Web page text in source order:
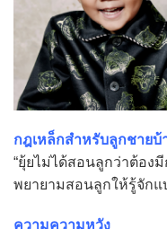
กฎเหล็กสำหรับลูกชายบ้
“ยุ้ยไม่ได้สอนลูกว่าต้อง
พยายามสอนลูกให้รู้จักแ
ความความหวัง